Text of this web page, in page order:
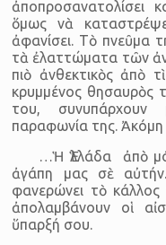
ἀποπροσανατολίσει
ὅμως νὰ
ἀφανίσει. Τὸ πνεῦμα
τὰ ἐλαττώματα τῶν
πιὸ ἀνθεκτικὸς ἀπὸ
κρυμμένος θησαυρὸς
του, συνυπάρ­χουν
παραφωνία της. Ἀκόμη
…Ἡ Ἑλλάδα ἀπὸ
ἀγάπη μας σὲ
φανερώνει τὸ κάλλος
ἀπολαμβάνουν οἱ
ὕπαρξή σου.